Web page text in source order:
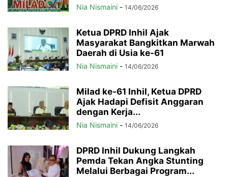
Nia Nismaini - 14/06/2026
Ketua DPRD Inhil Ajak
Masyarakat Bangkitkan Marwah
Daerah di Usia ke-61
Nia Nismaini - 14/06/2026
Milad ke-61 Inhil, Ketua DPRD
Ajak Hadapi Defisit Anggaran
dengan Kerja...
Nia Nismaini - 14/06/2026
DPRD Inhil Dukung Langkah
Pemda Tekan Angka Stunting
Melalui Berbagai Program...